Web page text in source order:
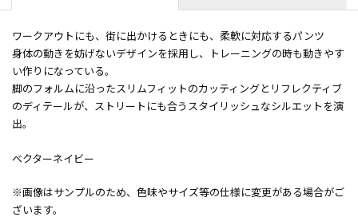
ワークアウトにも、街に出かけるときにも、柔軟に対応するパンツ
身体の動きを妨げないデザインを採用し、トレーニングの時も動きやす
い作りになっている。
脚のフォルムに沿ったスリムフィットのカッティングとリフレクティブ
のディテールが、ストリートにも合うスタイリッシュなシルエットを演
出。
ベクターネイビー
※画像はサンプルのため、色味やサイズ等の仕様に変更がある場合がご
ざいます。